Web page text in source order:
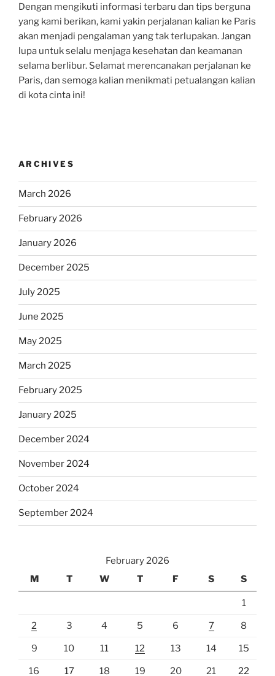
Dengan mengikuti informasi terbaru dan tips berguna
yang kami berikan, kami yakin perjalanan kalian ke Paris
akan menjadi pengalaman yang tak terlupakan. Jangan
lupa untuk selalu menjaga kesehatan dan keamanan
selama berlibur. Selamat merencanakan perjalanan ke
Paris, dan semoga kalian menikmati petualangan kalian
di kota cinta ini!
ARCHIVES
March 2026
February 2026
January 2026
December 2025
July 2025
June 2025
May 2025
March 2025
February 2025
January 2025
December 2024
November 2024
October 2024
September 2024
February 2026
M
T W T F S S
1
2 3 4 5 6 7 8
9 10 11 12 13 14 15
16 17 18 19 20 21 22